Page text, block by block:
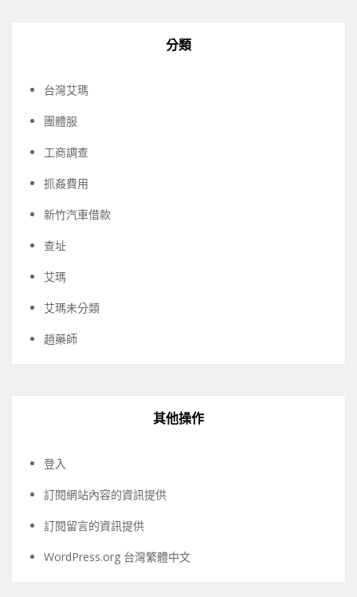
分類
台灣艾瑪
團體服
工商調查
抓姦費用
新竹汽車借款
查址
艾瑪
艾瑪未分類
趙藥師
其他操作
登入
訂閱網站內容的資訊提供
訂閱留言的資訊提供
WordPress.org 台灣繁體中文